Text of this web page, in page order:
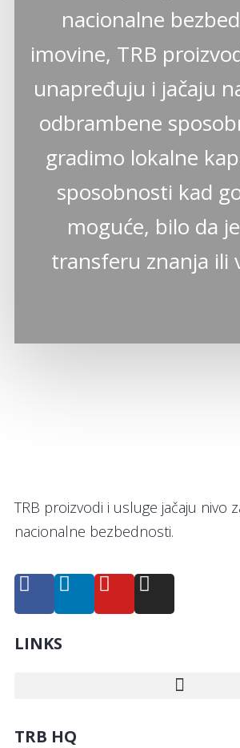
nacionalne
imovine, TRB
unapređuju i jačaju
odbrambene
gradimo lokalne
sposobnosti kad
moguće, bilo da
transferu znanja ili
TRB proizvodi i usluge jačaju nivo
nacionalne bezbednosti.
LINKS
TRB HQ